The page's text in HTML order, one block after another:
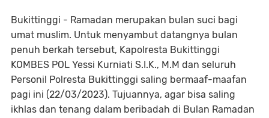
Bukittinggi - Ramadan merupakan bulan suci bagi
umat muslim. Untuk menyambut datangnya bulan
penuh berkah tersebut, Kapolresta Bukittinggi
KOMBES POL Yessi Kurniati S.I.K., M.M dan seluruh
Personil Polresta Bukittinggi saling bermaaf-maafan
pagi ini (22/03/2023). Tujuannya, agar bisa saling
ikhlas dan tenang dalam beribadah di Bulan Ramadan